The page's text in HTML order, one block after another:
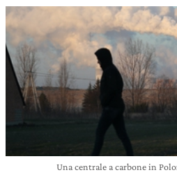
Una centrale a carbone in